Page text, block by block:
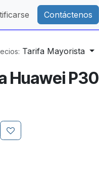
Contáctenos
Tarifa Mayorista
Huawei P30